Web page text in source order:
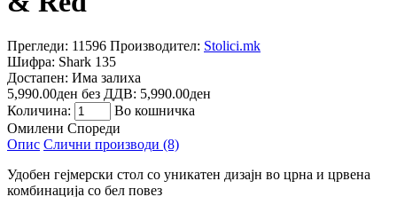
Прегледи: 11596 Производител: Stolici.mk
Шифра: Shark 135
Достапен: Има залиха
5,990.00ден без ДДВ: 5,990.00ден
Количина:
Во кошничка
Омилени Спореди
Опис Слични производи (8)
Удобен гејмерски стол со уникатен дизајн во црна и црвена
комбинација со бел повез